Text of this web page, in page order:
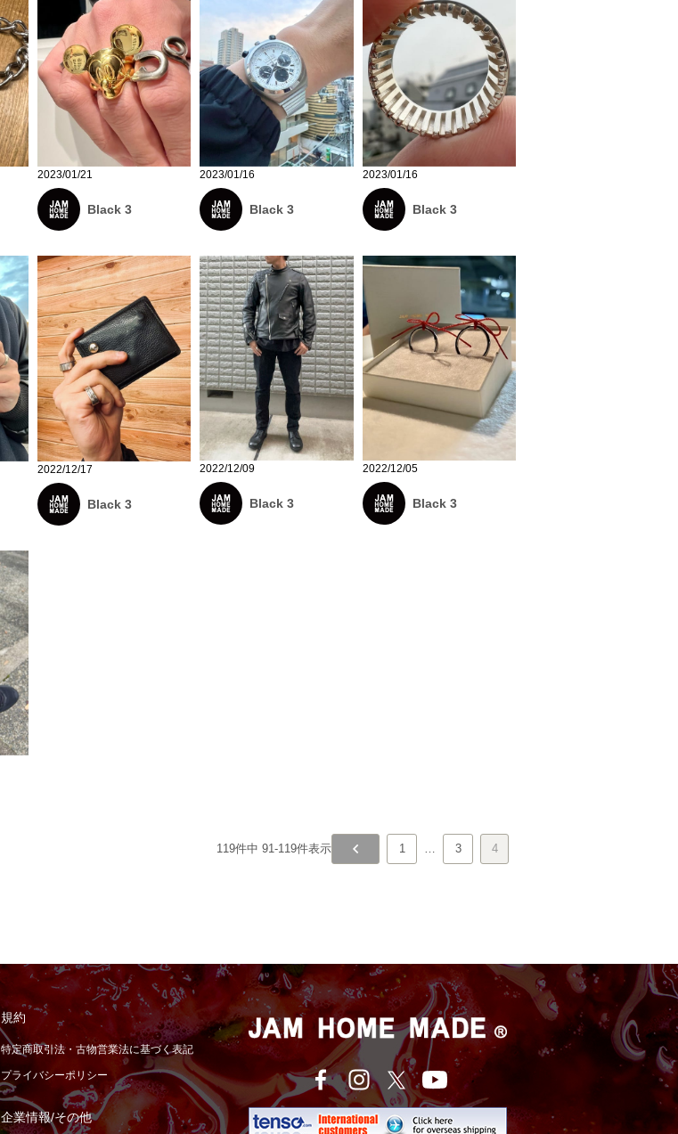
2023/01/21
Black 3
2023/01/16
Black 3
2023/01/16
Black 3
2022/12/17
Black 3
2022/12/09
Black 3
2022/12/05
Black 3
119件中 91 -119件表示 1 3 4
規約
特定商取引法・古物営業法に基づく表記
プライバシーポリシー
企業情報/その他